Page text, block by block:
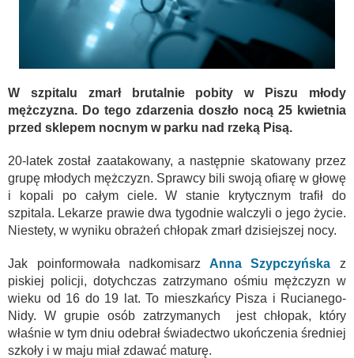
W szpitalu zmarł brutalnie pobity w Piszu młody
mężczyzna. Do tego zdarzenia doszło nocą 25 kwietnia
przed sklepem nocnym w parku nad rzeką Pisą.
20-latek został zaatakowany, a następnie skatowany przez
grupę młodych mężczyzn. Sprawcy bili swoją ofiarę w głowę
i kopali po całym ciele. W stanie krytycznym trafił do
szpitala. Lekarze prawie dwa tygodnie walczyli o jego życie.
Niestety, w wyniku obrażeń chłopak zmarł dzisiejszej nocy.
Jak poinformowała nadkomisarz Anna Szypczyńska z
piskiej policji, dotychczas zatrzymano ośmiu mężczyzn w
wieku od 16 do 19 lat. To mieszkańcy Pisza i Rucianego-
Nidy. W grupie osób zatrzymanych jest chłopak, który
właśnie w tym dniu odebrał świadectwo ukończenia średniej
szkoły i w maju miał zdawać maturę.